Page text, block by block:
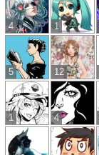
4 1
5 12
1 4